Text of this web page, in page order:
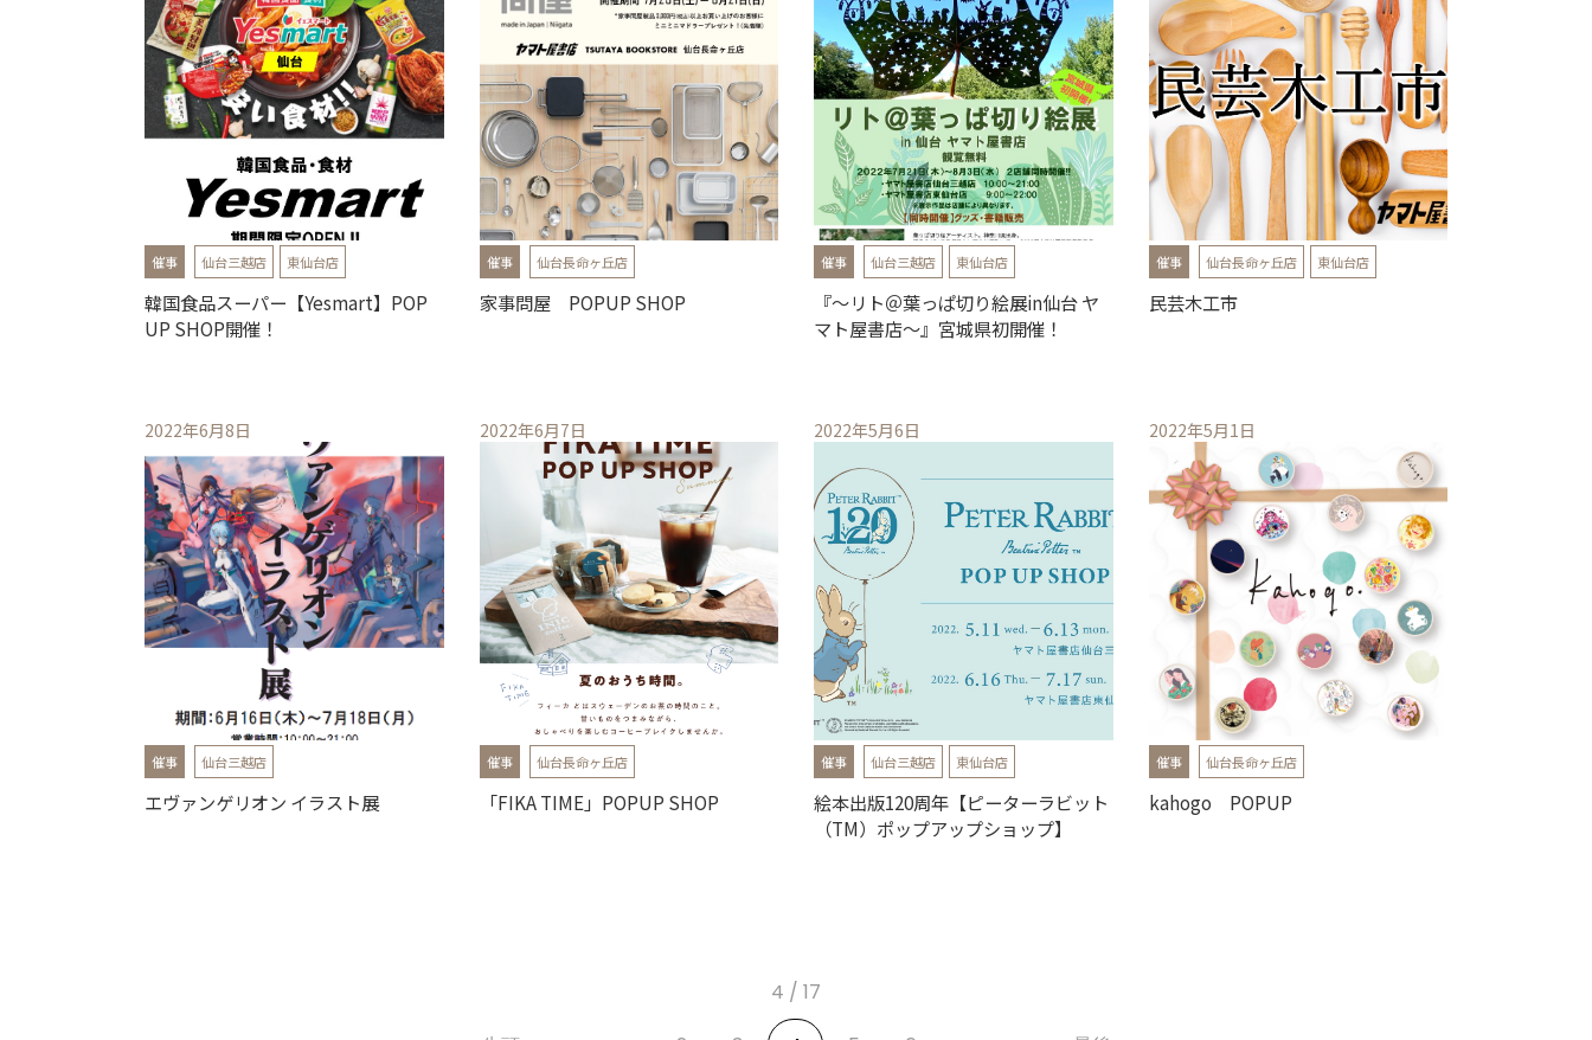
催事 仙台三越店 東仙台店
韓国食品スーパー【Yesmart】POP
UP SHOP開催！
催事 仙台長命ヶ丘店
家事問屋 POPUP SHOP
催事 仙台三越店 東仙台店
『～リト＠葉っぱ切り絵展in仙台 ヤ
マト屋書店～』宮城県初開催！
催事 仙台長命ヶ丘店 東仙台店
民芸木工市
2022年6月8日
催事 仙台三越店
エヴァンゲリオン イラスト展
2022年6月7日
催事 仙台長命ヶ丘店
「FIKA TIME」POPUP SHOP
2022年5月6日
催事 仙台三越店 東仙台店
絵本出版120周年【ピーターラビット
（TM）ポップアップショップ】
2022年5月1日
催事 仙台長命ヶ丘店
kahogo POPUP
4 / 17